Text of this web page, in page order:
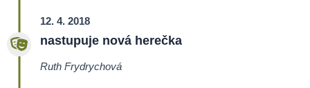
12. 4. 2018
nastupuje nová herečka
Ruth Frydrychová